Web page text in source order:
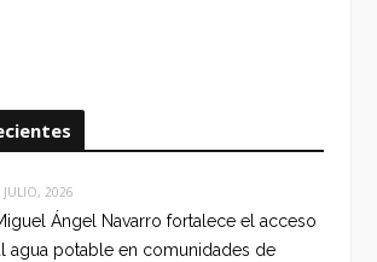
JULIO, 2026
Ángel Navarro fortalece el acceso
agua potable en comunidades de